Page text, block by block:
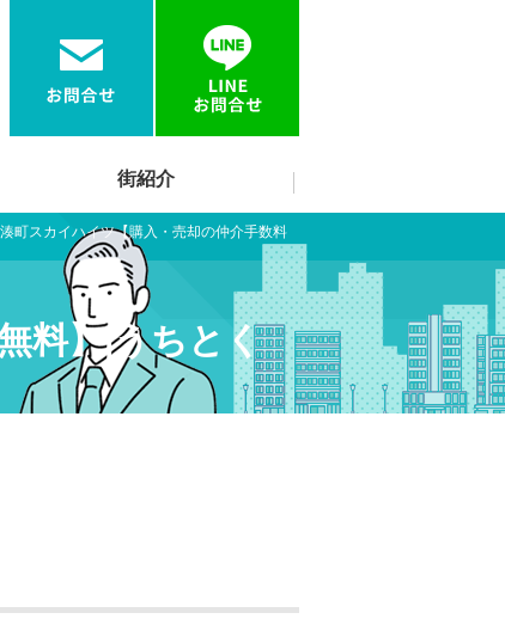
街紹介
町スカイハイツ【購入・売却の仲介手数料
料】|うちとく